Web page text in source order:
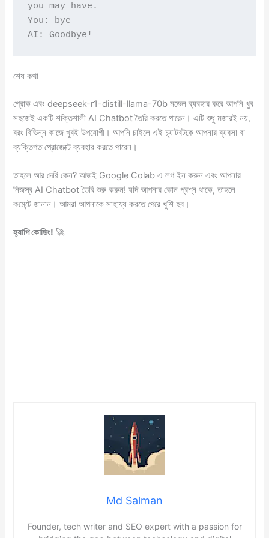
you may have.
You: bye
AI: Goodbye!
শেষ কথা
গ্রোক এবং deepseek-r1-distill-llama-70b মডেল ব্যবহার করে আপনি খুব
সহজেই একটি শক্তিশালী AI Chatbot তৈরি করতে পারেন। এটি শুধু মজারই নয়,
বরং বিভিন্ন কাজে খুবই উপযোগী। আপনি চাইলে এই চ্যাটবটকে আপনার ব্যবসা বা
ব্যক্তিগত প্রোজেক্টে ব্যবহার করতে পারেন।
তাহলে আর দেরি কেন? আজই Google Colab এ লগ ইন করুন এবং আপনার
নিজস্ব AI Chatbot তৈরি শুরু করুন! যদি আপনার কোন প্রশ্ন থাকে, তাহলে
কমেন্টে জানান। আমরা আপনাকে সাহায্য করতে পেরে খুশি হব।
হ্যাপি কোডিং! 🚀
Md Salman
Founder, tech writer and SEO expert with a passion for